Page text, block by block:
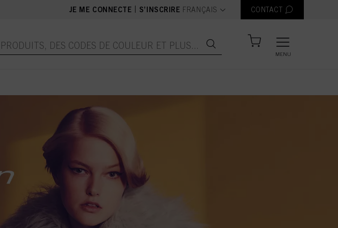
JE ME CONNECTE S’INSCRIRE text.language
FRANÇAIS CONTACT
MENU